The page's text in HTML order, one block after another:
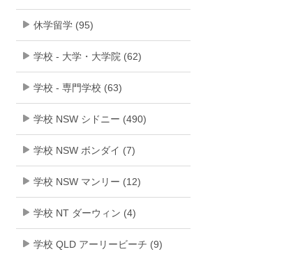
休学留学 (95)
学校 - 大学・大学院 (62)
学校 - 専門学校 (63)
学校 NSW シドニー (490)
学校 NSW ボンダイ (7)
学校 NSW マンリー (12)
学校 NT ダーウィン (4)
学校 QLD アーリービーチ (9)